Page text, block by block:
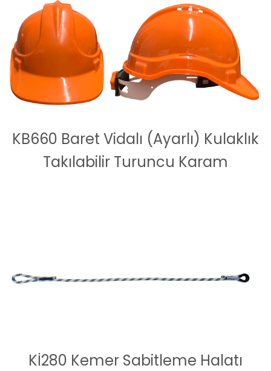
KB660 Baret Vidalı (Ayarlı) Kulaklık
Takılabilir Turuncu Karam
Kİ280 Kemer Sabitleme Halatı